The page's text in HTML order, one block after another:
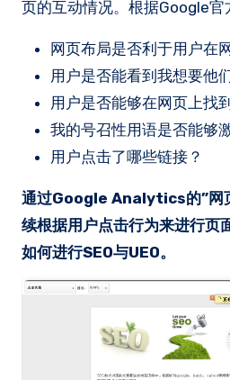
页的互动情况。根据Google官
网页布局是否利于用户在
用户是否能看到我想要他
用户是否能够在网页上找
我的号召性用语是否能够
用户点击了哪些链接？
通过Google Analytics的”网
续根据用户点击行为来进行
如何进行SEO与UEO。